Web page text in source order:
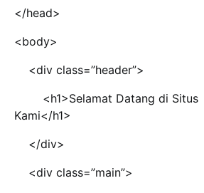
</head>
<body>
<div class=”header”>
<h1>Selamat Datang di Situs
Kami</h1>
</div>
<div class=”main”>